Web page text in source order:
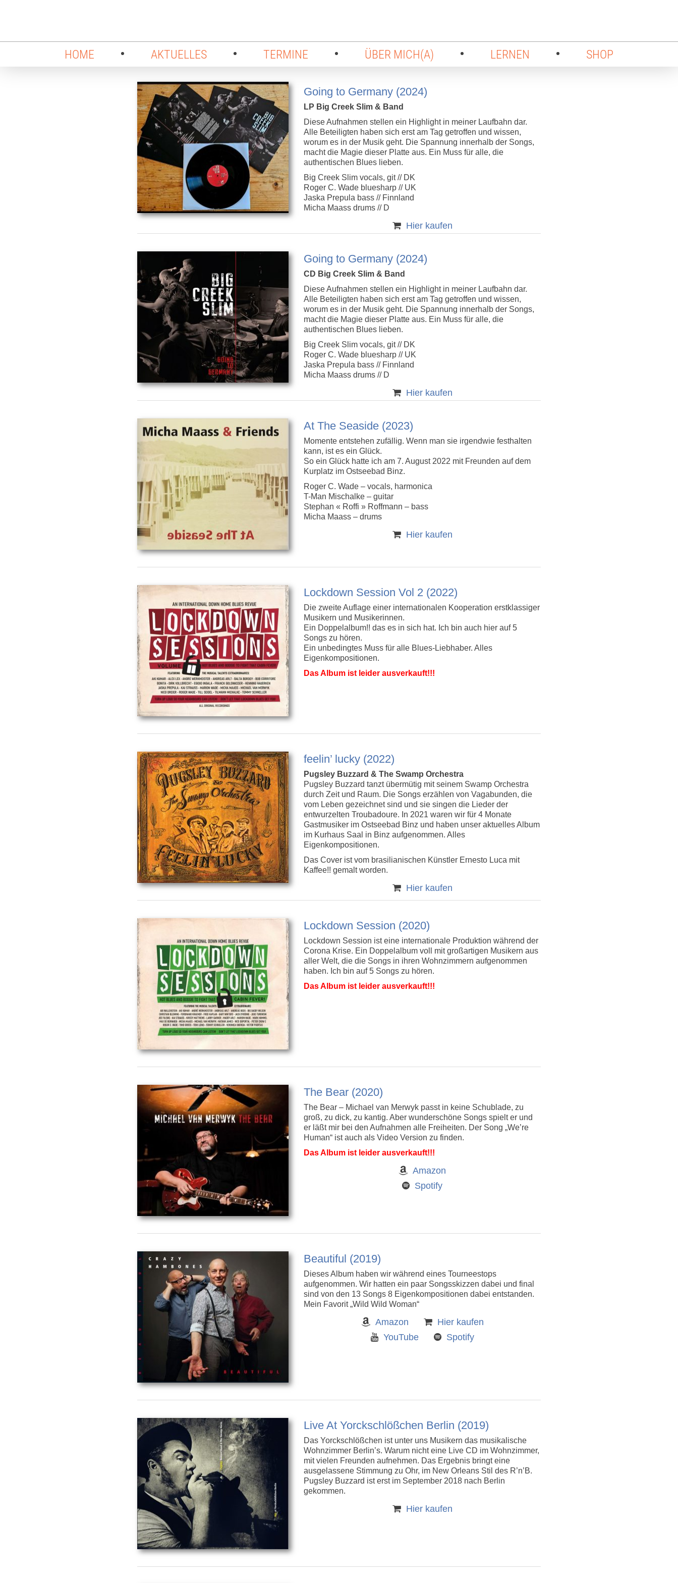
HOME AKTUELLES TERMINE ÜBER MICH(A) LERNEN SHOP
Going to Germany (2024)
LP Big Creek Slim & Band
Diese Aufnahmen stellen ein Highlight in meiner Laufbahn dar.
Alle Beteiligten haben sich erst am Tag getroffen und wissen,
worum es in der Musik geht. Die Spannung innerhalb der Songs,
macht die Magie dieser Platte aus. Ein Muss für alle, die
authentischen Blues lieben.
Big Creek Slim vocals, git // DK
Roger C. Wade bluesharp // UK
Jaska Prepula bass // Finnland
Micha Maass drums // D
Hier kaufen
Going to Germany (2024)
CD Big Creek Slim & Band
Diese Aufnahmen stellen ein Highlight in meiner Laufbahn dar.
Alle Beteiligten haben sich erst am Tag getroffen und wissen,
worum es in der Musik geht. Die Spannung innerhalb der Songs,
macht die Magie dieser Platte aus. Ein Muss für alle, die
authentischen Blues lieben.
Big Creek Slim vocals, git // DK
Roger C. Wade bluesharp // UK
Jaska Prepula bass // Finnland
Micha Maass drums // D
Hier kaufen
At The Seaside (2023)
Momente entstehen zufällig. Wenn man sie irgendwie festhalten
kann, ist es ein Glück.
So ein Glück hatte ich am 7. August 2022 mit Freunden auf dem
Kurplatz im Ostseebad Binz.
Roger C. Wade – vocals, harmonica
T-Man Mischalke – guitar
Stephan « Roffi » Roffmann – bass
Micha Maass – drums
Hier kaufen
Lockdown Session Vol 2 (2022)
Die zweite Auflage einer internationalen Kooperation erstklassiger
Musikern und Musikerinnen.
Ein Doppelalbum!! das es in sich hat. Ich bin auch hier auf 5
Songs zu hören.
Ein unbedingtes Muss für alle Blues-Liebhaber. Alles
Eigenkompositionen.
Das Album ist leider ausverkauft!!!
feelin’ lucky (2022)
Pugsley Buzzard & The Swamp Orchestra
Pugsley Buzzard tanzt übermütig mit seinem Swamp Orchestra
durch Zeit und Raum. Die Songs erzählen von Vagabunden, die
vom Leben gezeichnet sind und sie singen die Lieder der
entwurzelten Troubadoure. In 2021 waren wir für 4 Monate
Gastmusiker im Ostseebad Binz und haben unser aktuelles Album
im Kurhaus Saal in Binz aufgenommen. Alles
Eigenkompositionen.
Das Cover ist vom brasilianischen Künstler Ernesto Luca mit
Kaffee!! gemalt worden.
Hier kaufen
Lockdown Session (2020)
Lockdown Session ist eine internationale Produktion während der
Corona Krise. Ein Doppelalbum voll mit großartigen Musikern aus
aller Welt, die die Songs in ihren Wohnzimmern aufgenommen
haben. Ich bin auf 5 Songs zu hören.
Das Album ist leider ausverkauft!!!
The Bear (2020)
The Bear – Michael van Merwyk passt in keine Schublade, zu
groß, zu dick, zu kantig. Aber wunderschöne Songs spielt er und
er läßt mir bei den Aufnahmen alle Freiheiten. Der Song „We’re
Human“ ist auch als Video Version zu finden.
Das Album ist leider ausverkauft!!!
Amazon
Spotify
Beautiful (2019)
Dieses Album haben wir während eines Tourneestops
aufgenommen. Wir hatten ein paar Songsskizzen dabei und final
sind von den 13 Songs 8 Eigenkompositionen dabei entstanden.
Mein Favorit „Wild Wild Woman“
Amazon
Hier kaufen
YouTube
Spotify
Live At Yorckschlößchen Berlin (2019)
Das Yorckschlößchen ist unter uns Musikern das musikalische
Wohnzimmer Berlin’s. Warum nicht eine Live CD im Wohnzimmer,
mit vielen Freunden aufnehmen. Das Ergebnis bringt eine
ausgelassene Stimmung zu Ohr, im New Orleans Stil des R’n’B.
Pugsley Buzzard ist erst im September 2018 nach Berlin
gekommen.
Hier kaufen